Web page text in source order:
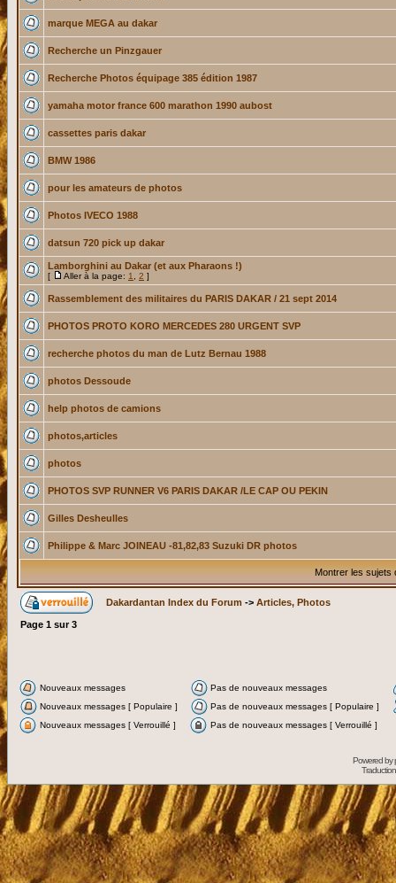
marque MEGA au dakar
Recherche un Pinzgauer
Recherche Photos équipage 385 édition 1987
yamaha motor france 600 marathon 1990 aubost
cassettes paris dakar
BMW 1986
pour les amateurs de photos
Photos IVECO 1988
datsun 720 pick up dakar
Lamborghini au Dakar (et aux Pharaons !)
[ Aller à la page: 1 2 ]
Rassemblement des militaires du PARIS DAKAR / 21 sept 2014
PHOTOS PROTO KORO MERCEDES 280 URGENT SVP
recherche photos du man de Lutz Bernau 1988
photos Dessoude
help photos de camions
photos,articles
photos
PHOTOS SVP RUNNER V6 PARIS DAKAR /LE CAP OU PEKIN
Gilles Desheulles
Philippe & Marc JOINEAU -81,82,83 Suzuki DR photos
Montrer les sujets
Dakardantan Index du Forum -> Articles, Photos
Page 1 sur3
Nouveaux messages
Pas de nouveaux messages
Nouveaux messages [ Populaire ]
Pas de nouveaux messages [ Populaire ]
Nouveaux messages [ Verrouillé ]
Pas de nouveaux messages [ Verrouillé ]
Powered by